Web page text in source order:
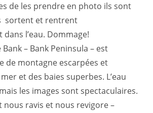
de les prendre en photo ils sont
sortent et rentrent
l’eau. Dommage!
– Bank Peninsula – est
de montagne escarpées et
et des baies superbes. L’eau
les images sont spectaculaires.
nous ravis et nous revigore –